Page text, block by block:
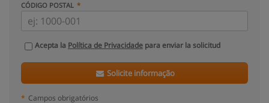
CÓDIGO POSTAL
Acepta la Política de Privacidade para enviar la solicitud
Solicite informação
* Campos obrigatórios